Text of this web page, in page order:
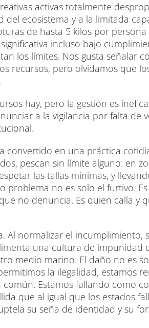
activas totalmente
ecosistema y a la limitada
de hasta 5 kilos por
incluso bajo
los límites. Nos gusta señalar
recursos, pero olvidamos que
hay, pero la gestión es
a la vigilancia por falta de
convertido en una práctica
pescan sin límite alguno: en
las tallas mínimas, y
problema no es solo el furtivo.
no denuncia. Es quien calla y
Al normalizar el incumplimiento,
una cultura de impunidad
medio marino. El daño no es
la ilegalidad, estamos
Estamos fallando como
que al igual que los estados
su seña de identidad y su